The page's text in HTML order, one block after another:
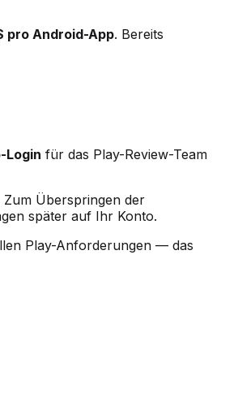
pro Android-App. Bereits
Login für das Play-Review-Team
Zum Überspringen der
später auf Ihr Konto.
Play-Anforderungen — das